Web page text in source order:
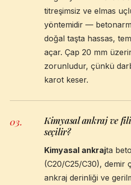
titreşimsiz ve elmas
yöntemidir —
doğal taşta hassas,
açar. Çap 20 mm
zorunludur, çünkü
karot keser.
03.
Kimyasal ankraj ve
seçilir?
Kimyasal ankrajta
(C20/C25/C30), demir
ankraj derinliği ve